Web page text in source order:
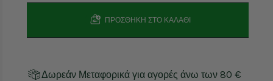
ΠΡΟΣΘΉΚΗ ΣΤΟ ΚΑΛΆΘΙ
Δωρεάν Μεταφορικά για αγορές άνω των 80 €